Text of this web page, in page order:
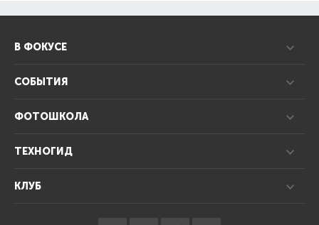
В ФОКУСЕ
СОБЫТИЯ
ФОТОШКОЛА
ТЕХНОГИД
КЛУБ